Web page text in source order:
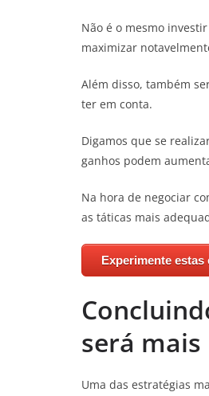
Não é o mesmo
maximizar
Além disso, também
ter em conta.
Digamos que se
ganhos podem
Na hora de negociar
as táticas mais
Experimente
será
Uma das estratégias